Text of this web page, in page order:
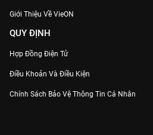
Giới Thiệu Về VieON
QUY ĐỊNH
Hợp Đồng Điện Tử
Điều Khoản Và Điều Kiện
Chính Sách Bảo Vệ Thông Tin Cá Nhân